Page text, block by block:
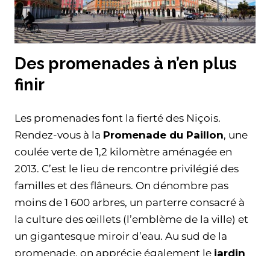
Des promenades à n’en plus
finir
Les promenades font la fierté des Niçois.
Rendez-vous à la Promenade du Paillon, une
coulée verte de 1,2 kilomètre aménagée en
2013. C’est le lieu de rencontre privilégié des
familles et des flâneurs. On dénombre pas
moins de 1 600 arbres, un parterre consacré à
la culture des œillets (l’emblème de la ville) et
un gigantesque miroir d’eau. Au sud de la
promenade, on apprécie également le jardin